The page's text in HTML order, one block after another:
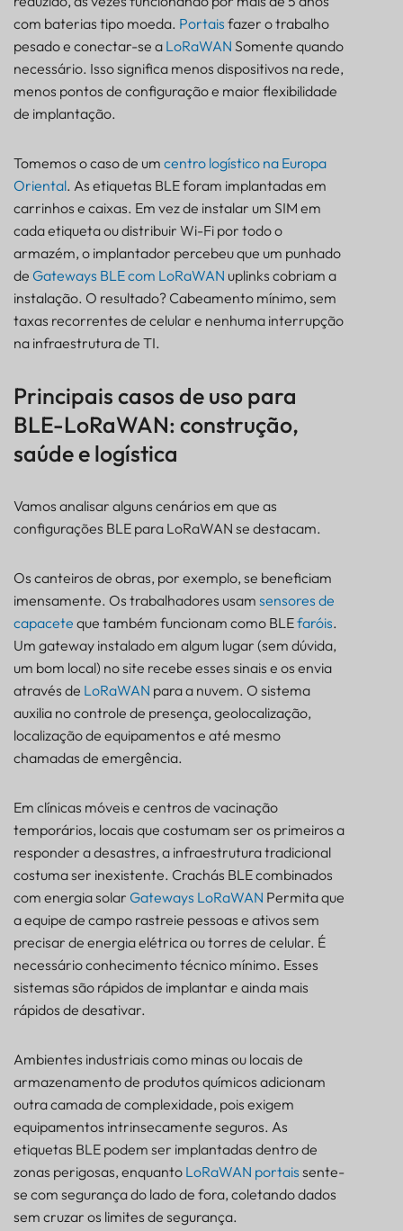
com baterias tipo moeda. Portais fazer o trabalho
pesado e conectar-se a LoRaWAN Somente quando
necessário. Isso significa menos dispositivos na rede,
menos pontos de configuração e maior flexibilidade
de implantação.
Tomemos o caso de um centro logístico na Europa
Oriental. As etiquetas BLE foram implantadas em
carrinhos e caixas. Em vez de instalar um SIM em
cada etiqueta ou distribuir Wi-Fi por todo o
armazém, o implantador percebeu que um punhado
de Gateways BLE com LoRaWAN uplinks cobriam a
instalação. O resultado? Cabeamento mínimo, sem
taxas recorrentes de celular e nenhuma interrupção
na infraestrutura de TI.
Principais casos de uso para
BLE-LoRaWAN: construção,
saúde e logística
Vamos analisar alguns cenários em que as
configurações BLE para LoRaWAN se destacam.
Os canteiros de obras, por exemplo, se beneficiam
imensamente. Os trabalhadores usam sensores de
capacete que também funcionam como BLEfaróis.
Um gateway instalado em algum lugar (sem dúvida,
um bom local) no site recebe esses sinais e os envia
através de LoRaWAN para a nuvem. O sistema
auxilia no controle de presença, geolocalização,
localização de equipamentos e até mesmo
chamadas de emergência.
Em clínicas móveis e centros de vacinação
temporários, locais que costumam ser os primeiros a
responder a desastres, a infraestrutura tradicional
costuma ser inexistente. Crachás BLE combinados
com energia solar Gateways LoRaWAN Permita que
a equipe de campo rastreie pessoas e ativos sem
precisar de energia elétrica ou torres de celular. É
necessário conhecimento técnico mínimo. Esses
sistemas são rápidos de implantar e ainda mais
rápidos de desativar.
Ambientes industriais como minas ou locais de
armazenamento de produtos químicos adicionam
outra camada de complexidade, pois exigem
equipamentos intrinsecamente seguros. As
etiquetas BLE podem ser implantadas dentro de
zonas perigosas, enquanto LoRaWAN portais sente-
se com segurança do lado de fora, coletando dados
sem cruzar os limites de segurança.